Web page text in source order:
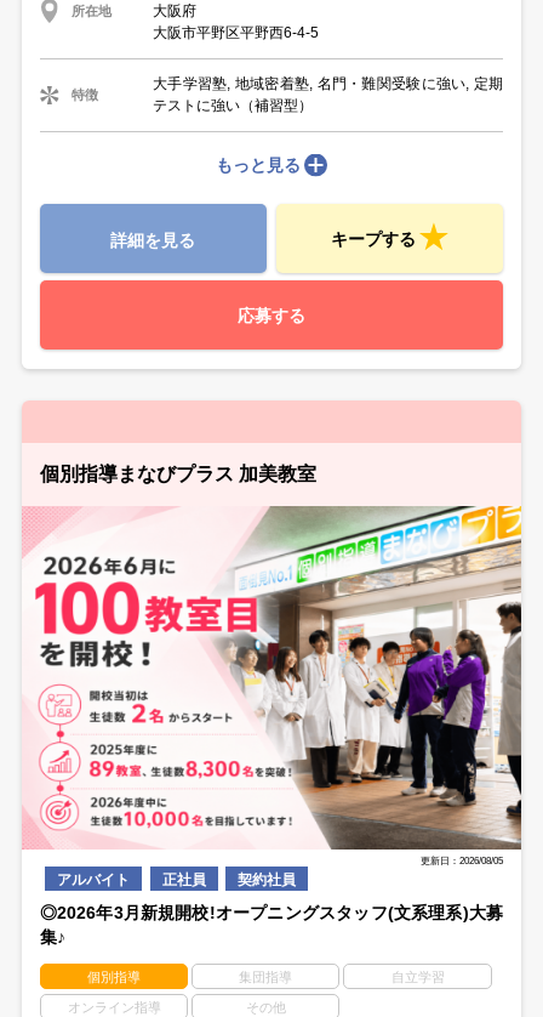
所在地
大阪府
大阪市平野区平野西6-4-5
特徴
大手学習塾, 地域密着塾, 名門・難関受験に強い, 定期
テストに強い（補習型）
もっと見る
詳細を見る キープする
応募する
個別指導まなびプラス 加美教室
更新日：2026/08/05
アルバイト 正社員 契約社員
◎2026年3月新規開校!オープニングスタッフ(文系理系)大募
集♪
個別指導 集団指導 自立学習
オンライン指導 その他